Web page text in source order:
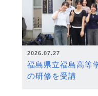
2026.07.27
福島県立福島高等
の研修を受講